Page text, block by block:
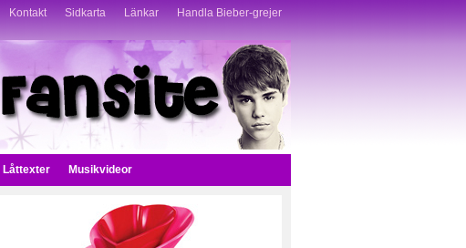
Kontakt Sidkarta Länkar Handla Bieber-grejer
Låttexter Musikvideor